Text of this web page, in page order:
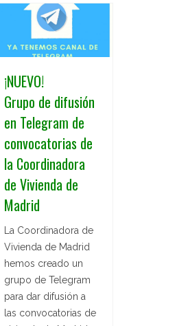
¡NUEVO!
Grupo de difusión
en Telegram de
convocatorias de
la Coordinadora
de Vivienda de
Madrid
La Coordinadora de
Vivienda de Madrid
hemos creado un
grupo de Telegram
para dar difusión a
las convocatorias de